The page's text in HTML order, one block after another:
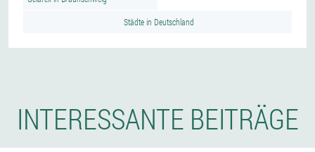
Städte in Deutschland
INTERESSANTE BEITRÄGE